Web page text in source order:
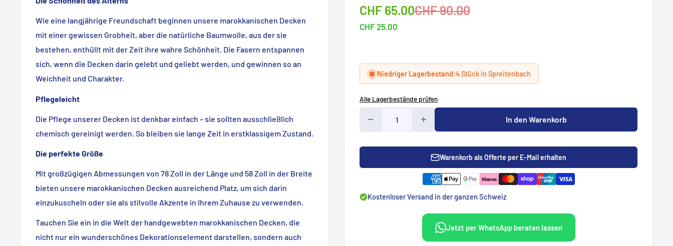
Sonderpreis
CHF 65.00Normalpreis
CHF 90.00
CHF 25.00
Niedriger Lagerbestand:4 Stück in Spreitenbach
Alle Lagerbestände prüfen
In den Warenkorb
Warenkorb als Offerte per E-Mail erhalten
Kostenloser Versand in der ganzen Schweiz
Jetzt per WhatsApp beraten lassen
Wie eine langjährige Freundschaft beginnen unsere marokkanischen Decken
mit einer gewissen Grobheit, aber die natürliche Baumwolle, aus der sie
bestehen, enthüllt mit der Zeit ihre wahre Schönheit. Die Fasern entspannen
sich, wenn die Decken darin gelebt und geliebt werden, und gewinnen so an
Weichheit und Charakter.
Pflegeleicht
Die Pflege unserer Decken ist denkbar einfach – sie sollten ausschließlich
chemisch gereinigt werden. So bleiben sie lange Zeit in erstklassigem Zustand.
Die perfekte Größe
Mit großzügigen Abmessungen von 78 Zoll in der Länge und 58 Zoll in der Breite
bieten unsere marokkanischen Decken ausreichend Platz, um sich darin
einzukuscheln oder sie als stilvolle Akzente in Ihrem Zuhause zu verwenden.
Tauchen Sie ein in die Welt der handgewebten marokkanischen Decken, die
nicht nur ein wunderschönes Dekorationselement darstellen, sondern auch